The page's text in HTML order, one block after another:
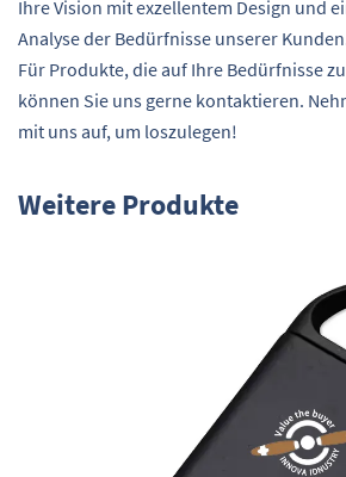
Ihre Vision mit exzellentem Design und
Analyse der Bedürfnisse unserer
Für Produkte, die auf Ihre Bedürfnisse
können Sie uns gerne kontaktieren.
mit uns auf, um loszulegen!
Weitere Produkte